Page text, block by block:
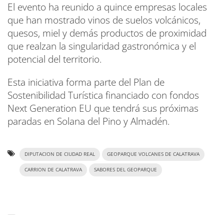
El evento ha reunido a quince empresas locales
que han mostrado vinos de suelos volcánicos,
quesos, miel y demás productos de proximidad
que realzan la singularidad gastronómica y el
potencial del territorio.
Esta iniciativa forma parte del Plan de
Sostenibilidad Turística financiado con fondos
Next Generation EU que tendrá sus próximas
paradas en Solana del Pino y Almadén.
DIPUTACION DE CIUDAD REAL GEOPARQUE VOLCANES DE CALATRAVA
CARRION DE CALATRAVA SABORES DEL GEOPARQUE